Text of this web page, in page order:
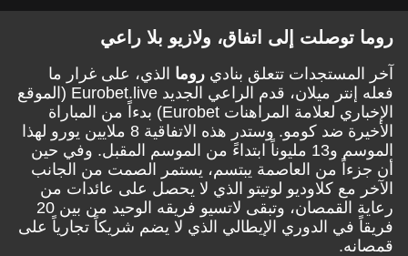
روما توصلت إلى اتفاق، ولازيو بلا راعي
آخر المستجدات تتعلق بنادي روما الذي، على غرار ما
فعله إنتر ميلان، قدم الراعي الجديد Eurobet.live (الموقع
الإخباري لعلامة المراهنات Eurobet) بدءاً من المباراة
الأخيرة ضد كومو. وستدر هذه الاتفاقية 8 ملايين يورو لهذا
الموسم و13 مليوناً ابتداءً من الموسم المقبل. وفي حين
أن جزءاً من العاصمة يبتسم، يستمر الصمت من الجانب
الآخر مع كلاوديو لوتيتو الذي لا يحصل على عائدات من
رعاية القمصان، وتبقى لاتسيو فريقه الوحيد من بين 20
فريقاً في الدوري الإيطالي الذي لا يضم شريكاً تجارياً على
قمصانه.